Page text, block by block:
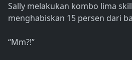
Sally melakukan kombo lima
menghabiskan 15 persen dari
“Mm?!”